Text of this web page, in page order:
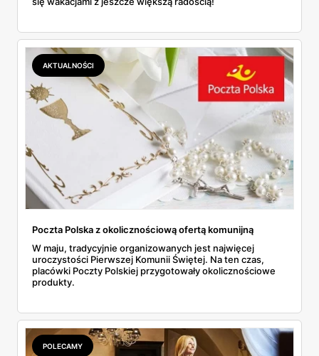
AKTUALNOŚCI
Poczta Polska z okolicznościową ofertą komunijną
W maju, tradycyjnie organizowanych jest najwięcej
uroczystości Pierwszej Komunii Świętej. Na ten czas,
placówki Poczty Polskiej przygotowały okolicznościowe
produkty.
POLECAMY